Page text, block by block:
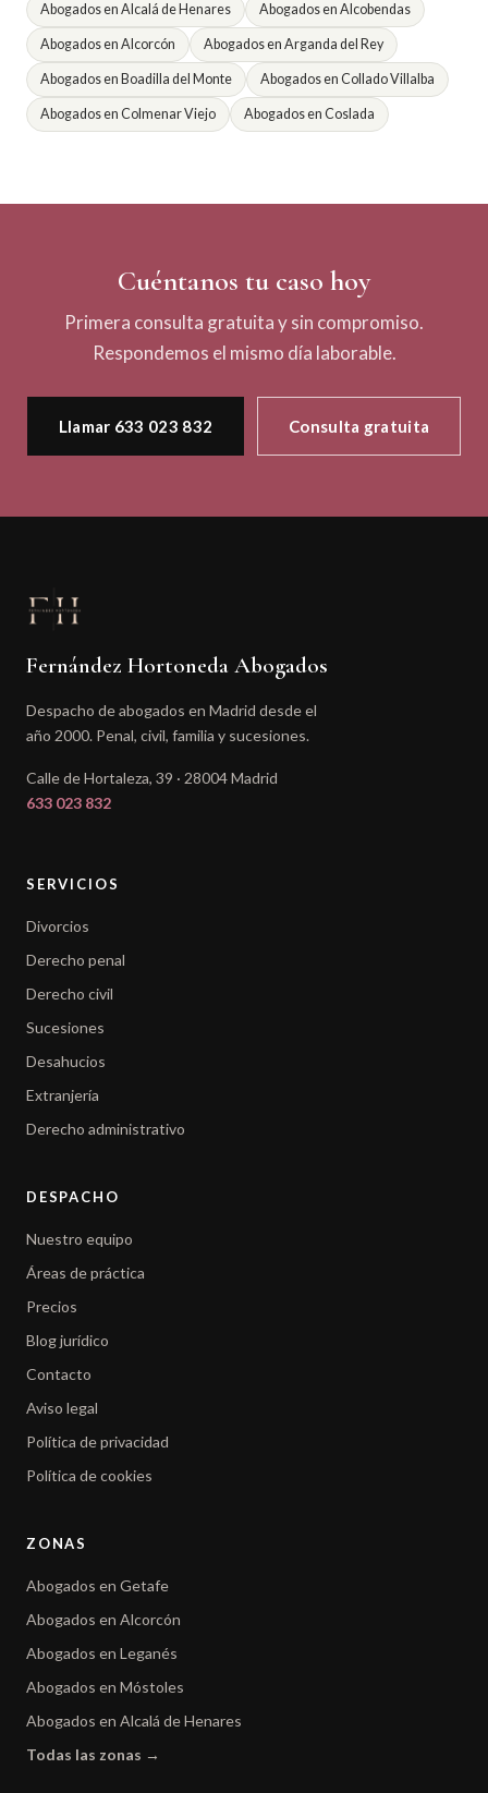
Abogados en Alcalá de Henares Abogados en Alcobendas
Abogados en Alcorcón Abogados en Arganda del Rey
Abogados en Boadilla del Monte Abogados en Collado Villalba
Abogados en Colmenar Viejo Abogados en Coslada
Cuéntanos tu caso hoy
Primera consulta gratuita y sin compromiso.
Respondemos el mismo día laborable.
Llamar 633 023 832 Consulta gratuita
Fernández Hortoneda Abogados
Despacho de abogados en Madrid desde el
año 2000. Penal, civil, familia y sucesiones.
Calle de Hortaleza, 39 · 28004 Madrid
633 023 832
SERVICIOS
Divorcios
Derecho penal
Derecho civil
Sucesiones
Desahucios
Extranjería
Derecho administrativo
DESPACHO
Nuestro equipo
Áreas de práctica
Precios
Blog jurídico
Contacto
Aviso legal
Política de privacidad
Política de cookies
ZONAS
Abogados en Getafe
Abogados en Alcorcón
Abogados en Leganés
Abogados en Móstoles
Abogados en Alcalá de Henares
Todas las zonas →